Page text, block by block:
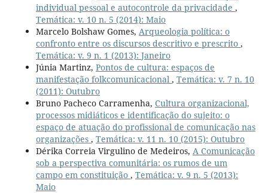
individual pessoal e autocontrole da privacidade ,
Temática: v. 10 n. 5 (2014): Maio
Marcelo Bolshaw Gomes, Arqueologia política: o
confronto entre os discursos descritivo e prescrito ,
Temática: v. 9 n. 1 (2013): Janeiro
Júnia Martinz, Pontos de cultura: espaços de
manifestação folkcomunicacional , Temática: v. 7 n. 10
(2011): Outubro
Bruno Pacheco Carramenha, Cultura organizacional,
processos midiáticos e identificação do sujeito: o
espaço de atuação do profissional de comunicação nas
organizações , Temática: v. 11 n. 10 (2015): Outubro
Dérika Correia Virgulino de Medeiros, A Comunicação
sob a perspectiva comunitária: os rumos de um
campo em constituição , Temática: v. 9 n. 5 (2013):
Maio